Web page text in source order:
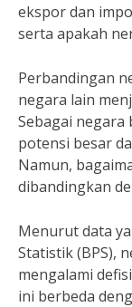
ekspor dan
serta apakah
Perbandingan
negara lain
Sebagai negara
potensi besar
Namun,
dibandingkan
Menurut data
Statistik (BPS),
mengalami
ini berbeda